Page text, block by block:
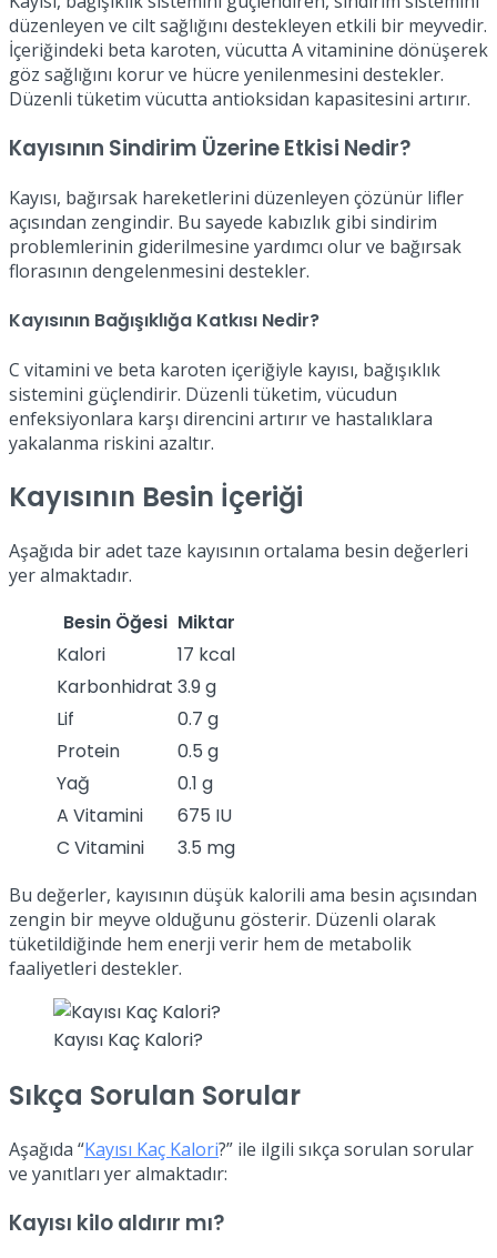
düzenleyen ve cilt sağlığını destekleyen etkili bir meyvedir.
İçeriğindeki beta karoten, vücutta A vitaminine dönüşerek
göz sağlığını korur ve hücre yenilenmesini destekler.
Düzenli tüketim vücutta antioksidan kapasitesini artırır.
Kayısının Sindirim Üzerine Etkisi Nedir?
Kayısı, bağırsak hareketlerini düzenleyen çözünür lifler
açısından zengindir. Bu sayede kabızlık gibi sindirim
problemlerinin giderilmesine yardımcı olur ve bağırsak
florasının dengelenmesini destekler.
Kayısının Bağışıklığa Katkısı Nedir?
C vitamini ve beta karoten içeriğiyle kayısı, bağışıklık
sistemini güçlendirir. Düzenli tüketim, vücudun
enfeksiyonlara karşı direncini artırır ve hastalıklara
yakalanma riskini azaltır.
Kayısının Besin İçeriği
Aşağıda bir adet taze kayısının ortalama besin değerleri
yer almaktadır.
Besin Öğesi Miktar
Kalori
17 kcal
Karbonhidrat 3.9 g
Lif
0.7 g
Protein
0.5 g
Yağ
0.1 g
A Vitamini
675 IU
C Vitamini
3.5 mg
Bu değerler, kayısının düşük kalorili ama besin açısından
zengin bir meyve olduğunu gösterir. Düzenli olarak
tüketildiğinde hem enerji verir hem de metabolik
faaliyetleri destekler.
Kayısı Kaç Kalori?
Sıkça Sorulan Sorular
Aşağıda “Kayısı Kaç Kalori?” ile ilgili sıkça sorulan sorular
ve yanıtları yer almaktadır:
Kayısı kilo aldırır mı?